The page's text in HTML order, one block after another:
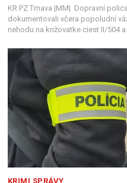
KR PZ Trnava |MM| Dopravní
dokumentovali včera popoludní
nehodu na križovatke ciest II/504 a
KRIMI SPRÁVY